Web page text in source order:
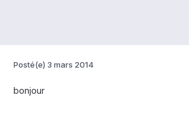
Posté(e) 3 mars 2014
bonjour